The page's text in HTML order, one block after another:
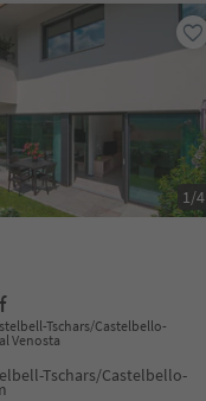
1/4
Tschars/Castelbello-
Venosta
Tschars/Castelbello-